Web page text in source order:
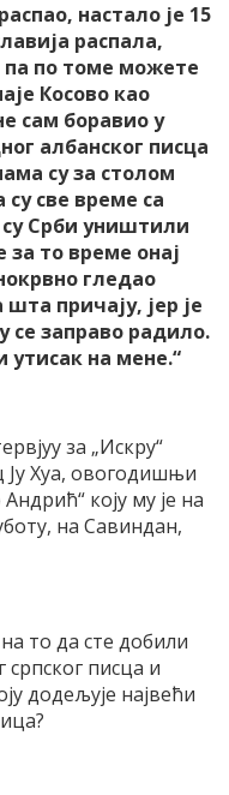
настало је 15
распала,
па по томе можете
Косово као
сам боравио у
албанског писца
су за столом
све време са
Срби уништили
за то време онај
гледао
причају, јер је
се заправо радило.
утисак на мене.“
за „Искру“
Ју Хуа, овогодишњи
коју му је на
на Савиндан,
то да сте добили
српског писца и
додељује највећи